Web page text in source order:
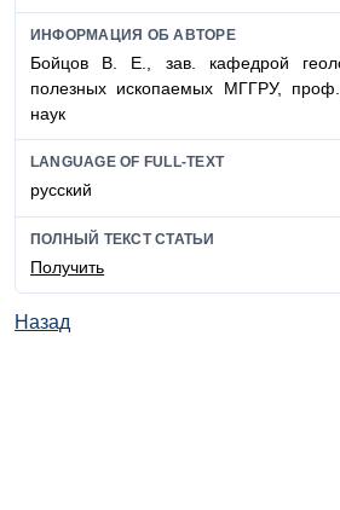
ИНФОРМАЦИЯ ОБ АВТОРЕ
Бойцов В. Е., зав. кафедрой
полезных ископаемых МГГРУ,
наук
LANGUAGE OF FULL-TEXT
русский
ПОЛНЫЙ ТЕКСТ СТАТЬИ
Получить
Назад